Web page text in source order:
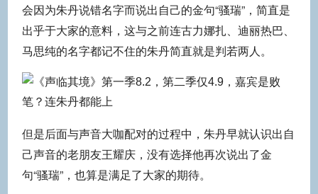
会因为朱丹说错名字而说出自己的金句“骚瑞”，简直是
出乎于大家的意料，这与之前连古力娜扎、迪丽热巴、
马思纯的名字都记不住的朱丹简直就是判若两人。
但是后面与声音大咖配对的过程中，朱丹早就认识出自
己声音的老朋友王耀庆，没有选择他再次说出了金
句“骚瑞”，也算是满足了大家的期待。